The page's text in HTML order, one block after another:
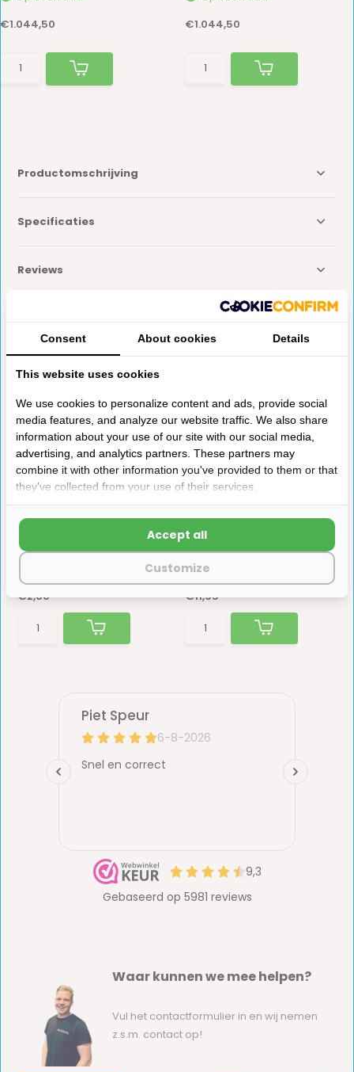
€1.044,50
€1.044,50
Productomschrijving
Specificaties
Reviews
Anderen kochten ook
afdekking voor
Expansietank 3000416
€2,00
Elastieken band voor onder de zitting.
Op voorraad
€11,95
Waar kunnen we mee helpen?
Vul het contactformulier in en wij nemen
z.s.m. contact op!
Consent About cookies Details
This website uses cookies
We use cookies to personalize content and ads, provide social
media features, and analyze our website traffic. We also share
information about your use of our site with our social media,
advertising, and analytics partners. These partners may
combine it with other information you've provided to them or that
they've collected from your use of their services.
Customize
Accept all